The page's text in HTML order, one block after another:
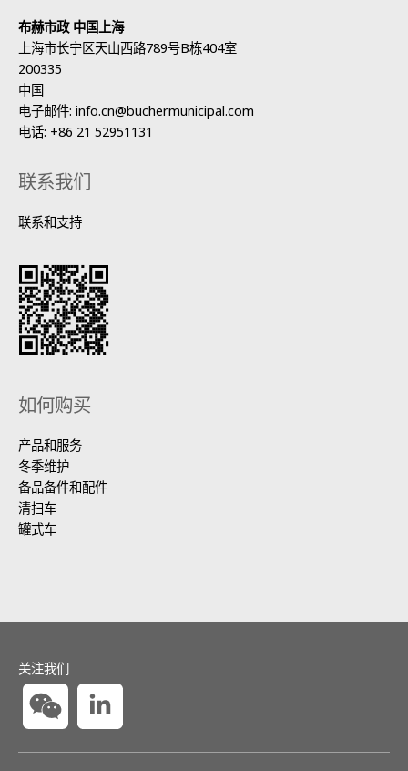
车速可按5-90公里/小时进行模拟，分五档。当没有转速计连接、连接
可通过串行接口端口将连续记录的所有工作数据连同整体信息导出到
外部存储介质（U盘）。
布赫市政 中国上海
上海市长宁区天山西路789号B栋404室
200335
中国
电子邮件: info.cn@buchermunicipal.com
电话: +86 21 52951131
联系我们
联系和支持
如何购买
产品和服务
冬季维护
备品备件和配件
清扫车
罐式车
关注我们